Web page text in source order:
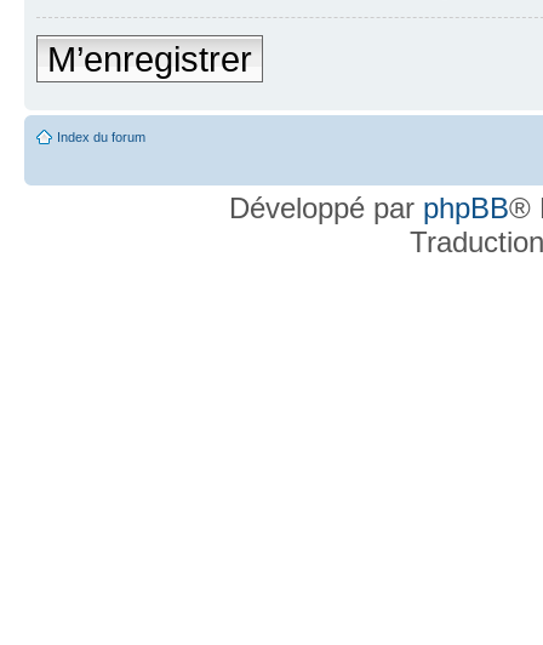
M’enregistrer
Index du forum
Développé par phpBB®